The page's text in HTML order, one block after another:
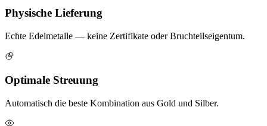
Physische Lieferung
Echte Edelmetalle — keine Zertifikate oder Bruchteilseigentum.
Optimale Streuung
Automatisch die beste Kombination aus Gold und Silber.